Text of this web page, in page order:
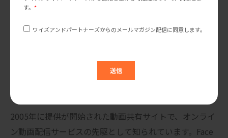
・ YouTube
2005年に提供が開始された動画共有サイトで、オンライ
ン動画配信サービスの先駆として知られています。Face